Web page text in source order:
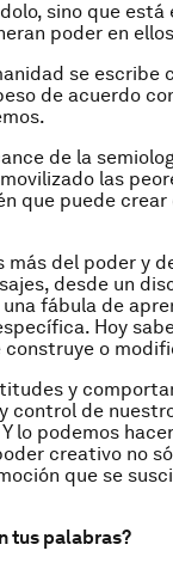
sino que está
poder en
se escribe
de acuerdo
de la
las
que puede crear
más del poder y
desde un
fábula de
Hoy
construye o
y
control de
lo podemos
creativo no
que se
tus palabras?